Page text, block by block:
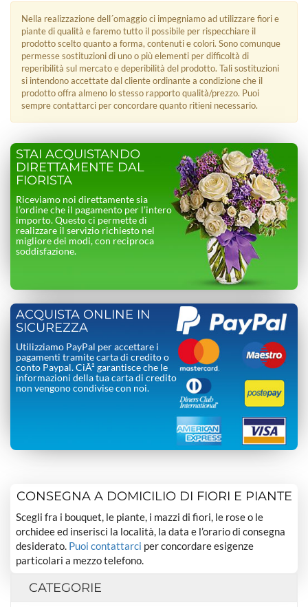
Nella realizzazione dell´omaggio ci impegniamo ad utilizzare fiori e
piante di qualità e faremo tutto il possibile per rispecchiare il
prodotto scelto quanto a forma, contenuti e colori. Sono comunque
permesse sostituzioni di uno o più elementi per difficoltà di
reperibilità sul mercato e deperibilità del prodotto. Tali sostituzioni
si intendono accettate dal cliente ordinante a condizione che il
prodotto offra almeno lo stesso rapporto qualità/prezzo. Puoi
sempre contattarci per concordare quanto ritieni necessario.
STAI ACQUISTANDO
DIRETTAMENTE DAL
FIORISTA
Riceviamo noi direttamente sia
l’ordine che il pagamento per l’intero
importo. Questo ci permette di
realizzare il servizio richiesto nel
migliore dei modi, con reciproca
soddisfazione.
ACQUISTA ONLINE IN
SICUREZZA
Utilizziamo PayPal per accettare i
pagamenti tramite carta di credito o
conto Paypal. CiÃ² garantisce che le
informazioni della tua carta di credito
non vengono condivise con noi.
CONSEGNA A DOMICILIO DI FIORI E PIANTE
Scegli fra i bouquet, le piante, i mazzi di fiori, le rose o le
orchidee ed inserisci la località, la data e l’orario di consegna
desiderato. Puoi contattarci per concordare esigenze
particolari a mezzo telefono.
CATEGORIE